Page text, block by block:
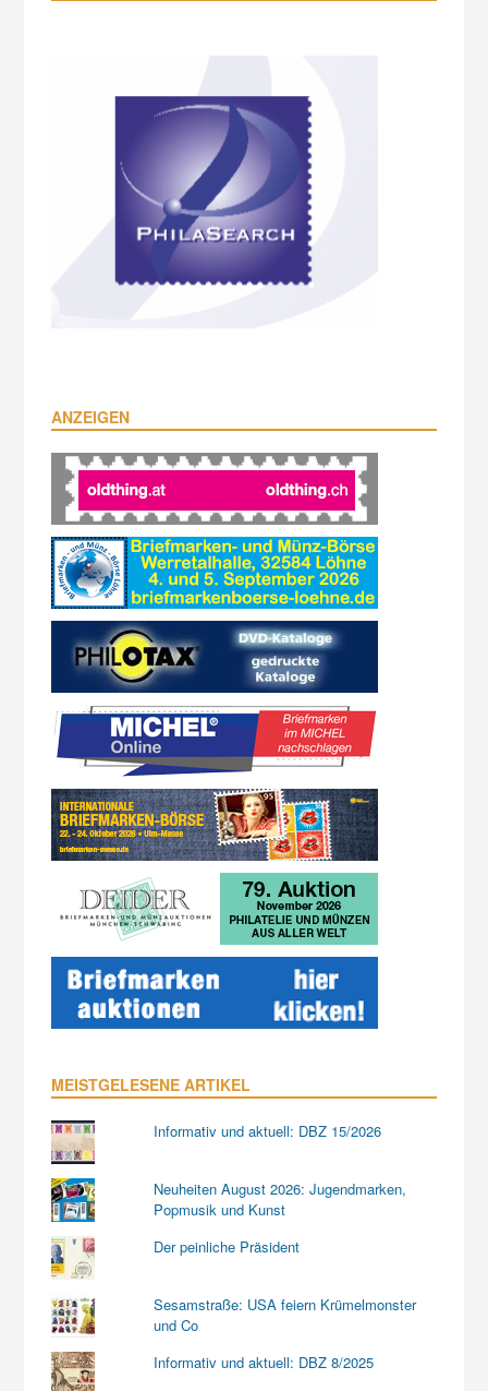
ANZEIGEN
MEISTGELESENE ARTIKEL
Informativ und aktuell: DBZ 15/2026
Neuheiten August 2026: Jugendmarken,
Popmusik und Kunst
Der peinliche Präsident
Sesamstraße: USA feiern Krümelmonster
und Co
Informativ und aktuell: DBZ 8/2025